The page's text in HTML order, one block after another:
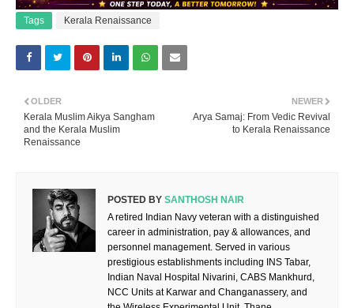
Tags Kerala Renaissance
NEWER
Arya Samaj: From Vedic Revival
to Kerala Renaissance
OLDER
Kerala Muslim Aikya Sangham
and the Kerala Muslim
Renaissance
POSTED BY SANTHOSH NAIR
A retired Indian Navy veteran with a distinguished
career in administration, pay & allowances, and
personnel management. Served in various
prestigious establishments including INS Tabar,
Indian Naval Hospital Nivarini, CABS Mankhurd,
NCC Units at Karwar and Changanassery, and